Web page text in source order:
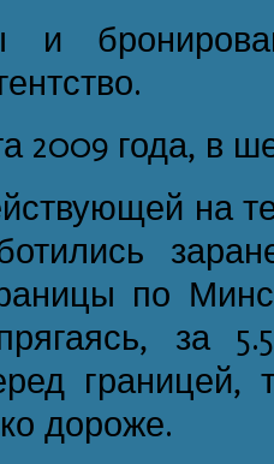
и
2009 года, в
на
по
за
границей,
дороже.